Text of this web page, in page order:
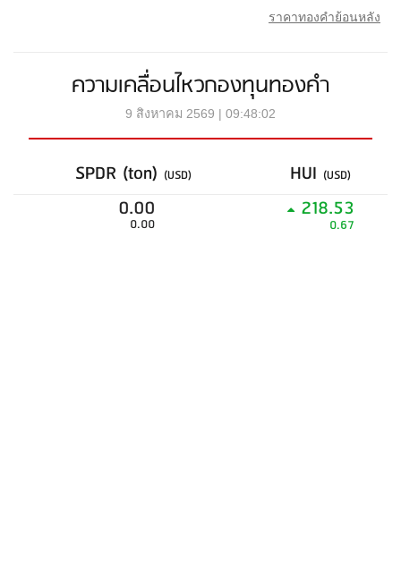
ราคาทองคำย้อนหลัง
ความเคลื่อนไหวกองทุนทองคำ
9 สิงหาคม 2569 | 09:48:02
SPDR (ton) (USD) HUI (USD)
0.00
0.00
218.53
0.67